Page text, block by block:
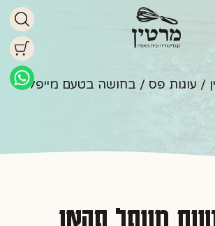
/ עוגות פס / בחושה בטעם מייפל